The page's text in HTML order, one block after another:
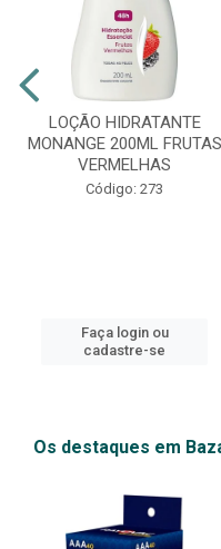
LOÇÃO HIDRATANTE
MONANGE 200ML FRUTAS
VERMELHAS
Código: 273
Faça login ou
cadastre-se
Os destaques em